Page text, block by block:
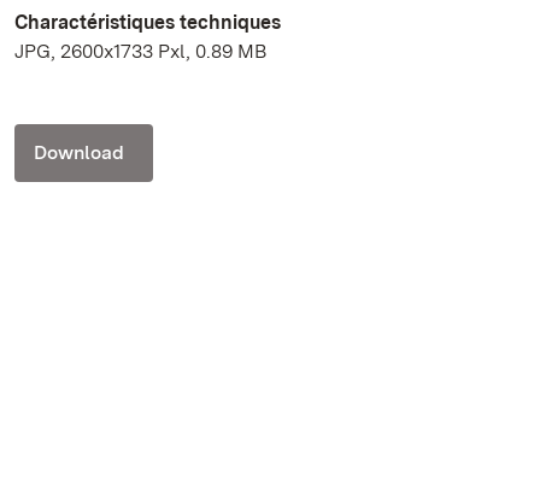
Charactéristiques techniques
JPG, 2600x1733 Pxl, 0.89 MB
Download